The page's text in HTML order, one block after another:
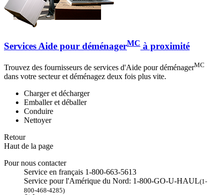
Services Aide pour déménagerMC à proximité
Trouvez des fournisseurs de services d'Aide pour déménagerMC
dans votre secteur et déménagez deux fois plus vite.
Charger et décharger
Emballer et déballer
Conduire
Nettoyer
Retour
Haut de la page
Pour nous contacter
Service en français 1-800-663-5613
Service pour l'Amérique du Nord: 1-800-GO-U-HAUL(1-
800-468-4285)